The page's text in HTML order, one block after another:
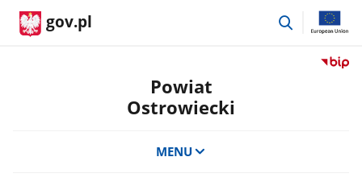
gov.pl
przejdź
Przejdź
Powiat
Ostrowiecki
MENU